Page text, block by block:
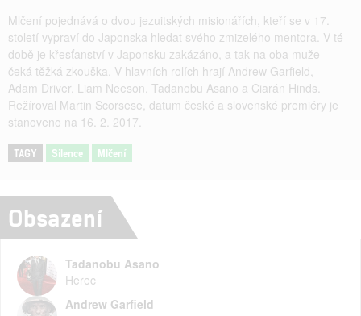
Mlčení pojednává o dvou jezuitských misionářích, kteří se v 17.
století vypraví do Japonska hledat svého zmizelého mentora. V té
době je křesťanství v Japonsku zakázáno, a tak na oba muže
čeká těžká zkouška. V hlavních rolích hrají Andrew Garfield,
Adam Driver, Liam Neeson, Tadanobu Asano a Ciarán Hinds.
Režíroval Martin Scorsese, datum české a slovenské premiéry je
stanoveno na 16. 2. 2017.
TAGY Silence Mlčení
Obsazení
Tadanobu Asano
Herec
Andrew Garfield